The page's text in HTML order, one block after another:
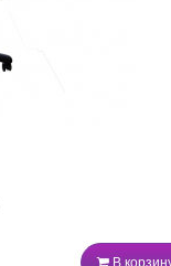
В